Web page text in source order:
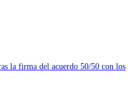
la firma del acuerdo 50/50 con los